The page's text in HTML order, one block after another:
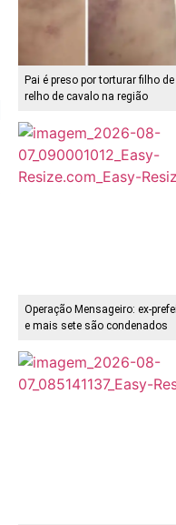
Pai é preso por torturar filho
relho de cavalo na região
Operação Mensageiro: ex-
e mais sete são condenados